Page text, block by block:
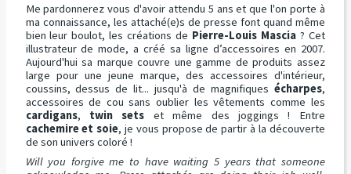
Me pardonnerez vous d'avoir attendu 5 ans et que l'on porte à
ma connaissance, les attaché(e)s de presse font quand même
bien leur boulot, les créations de Pierre-Louis Mascia? Cet
illustrateur de mode, a créé sa ligne d’accessoires en 2007.
Aujourd'hui sa marque couvre une gamme de produits assez
large pour une jeune marque, des accessoires d'intérieur,
coussins, dessus de lit... jusqu'à de magnifiques écharpes,
accessoires de cou sans oublier les vêtements comme les
cardigans, twin sets et même des joggings ! Entre
cachemire et soie, je vous propose de partir à la découverte
de son univers coloré !
Will you forgive me to have waiting 5 years that someone